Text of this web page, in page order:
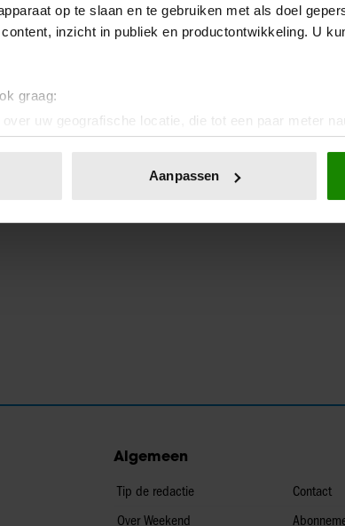
op te slaan en te gebruiken met als doel
inzicht in publiek en productontwikkeling. U
graag:
over uw geografische locatie, die tot een paar meter
door het actief te scannen op specifieke
of intrekken in de Cookieverklaring.
en advertenties te personaliseren, om functies
Aanpassen
Algemeen
Tip de redactie
Over Weekend
Contact